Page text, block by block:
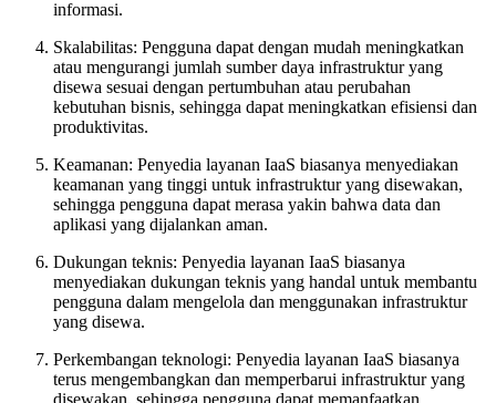
informasi.
Skalabilitas: Pengguna dapat dengan mudah meningkatkan
atau mengurangi jumlah sumber daya infrastruktur yang
disewa sesuai dengan pertumbuhan atau perubahan
kebutuhan bisnis, sehingga dapat meningkatkan efisiensi dan
produktivitas.
Keamanan: Penyedia layanan IaaS biasanya menyediakan
keamanan yang tinggi untuk infrastruktur yang disewakan,
sehingga pengguna dapat merasa yakin bahwa data dan
aplikasi yang dijalankan aman.
Dukungan teknis: Penyedia layanan IaaS biasanya
menyediakan dukungan teknis yang handal untuk membantu
pengguna dalam mengelola dan menggunakan infrastruktur
yang disewa.
Perkembangan teknologi: Penyedia layanan IaaS biasanya
terus mengembangkan dan memperbarui infrastruktur yang
disewakan, sehingga pengguna dapat memanfaatkan